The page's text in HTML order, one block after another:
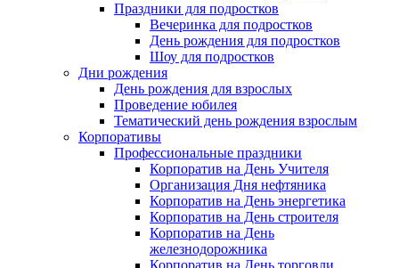
Праздники для подростков
Вечеринка для подростков
День рождения для подростков
Шоу для подростков
Дни рождения
День рождения для взрослых
Проведение юбилея
Тематический день рождения взрослым
Корпоративы
Профессиональные праздники
Корпоратив на День Учителя
Организация Дня нефтяника
Корпоратив на День энергетика
Корпоратив на День строителя
Корпоратив на День
железнодорожника
Корпоратив на День торговли